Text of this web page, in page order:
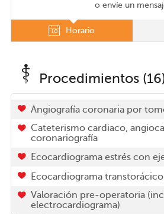
o envíe un
Horario
Procedimientos
Angiografía coronaria por
Cateterismo cardiaco,
coronariografía
Ecocardiograma estrés con
Ecocardiograma
Valoración pre-operatoria
electrocardiograma)